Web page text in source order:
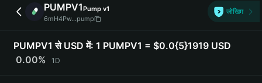
简体中文
繁體中文
Português (Portugal)
Bahasa Indonesia
PUMPV1Pump v1
6mH4Pw...pump
जोखिम
PUMPV1 से USD में: 1 PUMPV1 = $0.0{5}1919 USD
0.00%
1D